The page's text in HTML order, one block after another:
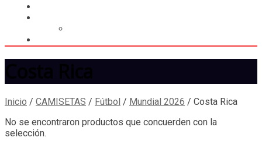
Inicio / CAMISETAS / Fútbol / Mundial 2026 / Costa Rica
No se encontraron productos que concuerden con la
selección.